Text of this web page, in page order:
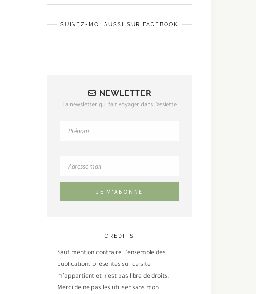
SUIVEZ-MOI AUSSI SUR FACEBOOK
NEWLETTER
La newsletter qui fait voyager dans l'assiette
CRÉDITS
Sauf mention contraire, l’ensemble des
publications présentes sur ce site
m’appartient et n’est pas libre de droits.
Merci de ne pas les utiliser sans mon